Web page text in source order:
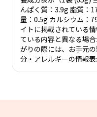
んぱく質：3.9g 脂質：
量：0.5g カルシウム：
イトに掲載されている
ている内容と異なる場
がりの際には、お手元
分・アレルギーの情報表